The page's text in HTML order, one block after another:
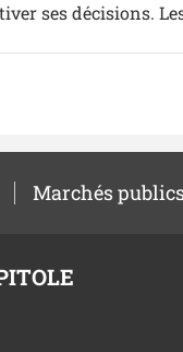
ses décisions.
Marchés